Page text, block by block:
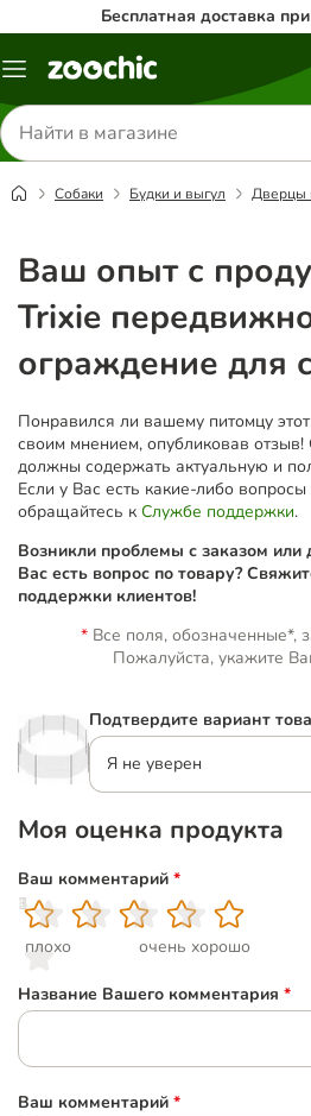
Бесплатная доставка
Каталог
Поиск
товаров
Собаки Будки и выгул Дверцы
Ваш опыт с
Trixie
ограждение для
Понравился ли вашему питомцу
своим мнением, опубликовав
должны содержать актуальную и
Если у Вас есть какие-либо
обращайтесь к Службе поддержки.
Возникли проблемы с заказом или
Вас есть вопрос по товару?
поддержки клиентов!
Все поля, обозначенные*,
Пожалуйста, укажите
Подтвердите вариант
Я не уверен
Моя оценка продукта
Ваш комментарий *
1
плохо
2
3
4
5
очень хорошо
Название Вашего комментария *
Ваш комментарий *